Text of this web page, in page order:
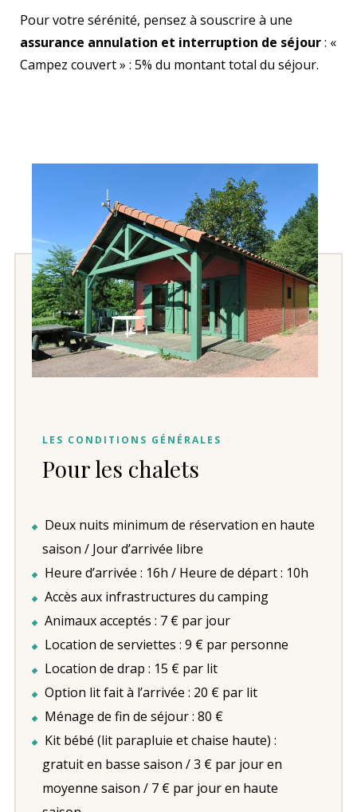
Pour votre sérénité, pensez à souscrire à une
assurance annulation et interruption de séjour: «
Campez couvert » : 5% du montant total du séjour.
LES CONDITIONS GÉNÉRALES
Pour les chalets
Deux nuits minimum de réservation en haute
saison / Jour d’arrivée libre
Heure d’arrivée : 16h / Heure de départ : 10h
Accès aux infrastructures du camping
Animaux acceptés : 7 € par jour
Location de serviettes : 9 € par personne
Location de drap : 15 € par lit
Option lit fait à l’arrivée : 20 € par lit
Ménage de fin de séjour : 80 €
Kit bébé (lit parapluie et chaise haute) :
gratuit en basse saison / 3 € par jour en
moyenne saison / 7 € par jour en haute